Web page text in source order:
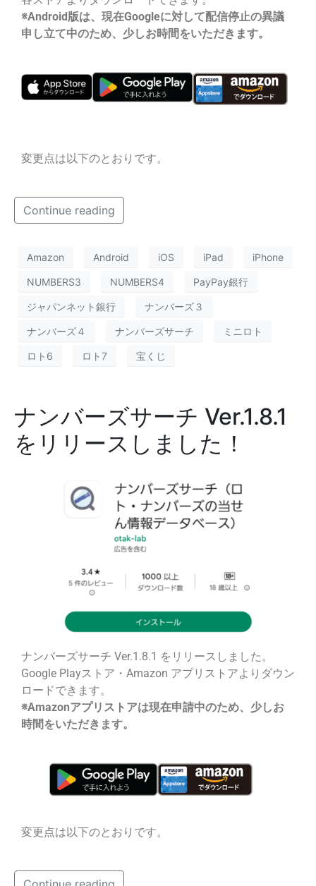
※Android版は、現在Googleに対して配信停止の異議
申し立て中のため、少しお時間をいただきます。
変更点は以下のとおりです。
Continue reading
Amazon Android iOS iPad iPhone
NUMBERS3 NUMBERS4 PayPay銀行
ジャパンネット銀行 ナンバーズ３
ナンバーズ４ ナンバーズサーチ ミニロト
ロト6 ロト7 宝くじ
ナンバーズサーチ Ver.1.8.1
をリリースしました！
ナンバーズサーチ Ver.1.8.1 をリリースしました。
Google Playストア・Amazon アプリストアよりダウン
ロードできます。
※Amazonアプリストアは現在申請中のため、少しお
時間をいただきます。
変更点は以下のとおりです。